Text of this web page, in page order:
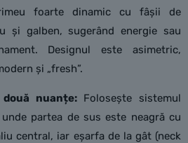
foarte dinamic cu fâșii de
și galben, sugerând energie sau
Designul este asimetric,
și „fresh”.
două nuanțe:Folosește sistemul
partea de sus este neagră cu
central, iar eșarfa de la gât (neck